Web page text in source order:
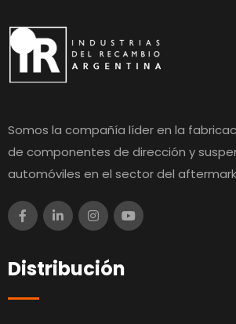
Somos la compañía líder en la
de componentes de dirección y
automóviles en el sector del
Distribución